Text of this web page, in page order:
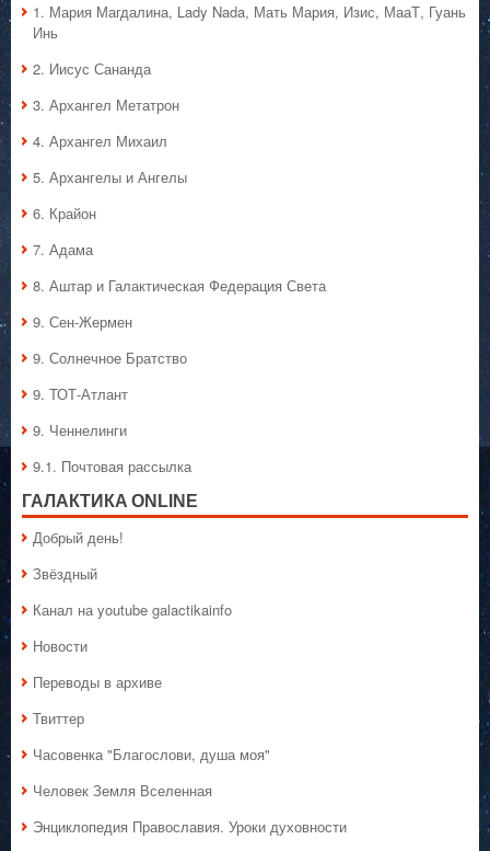
1. Мария Магдалина, Lady Nada, Мать Мария, Изис, МааТ, Гуань
Инь
2. Иисус Сананда
3. Архангел Метатрон
4. Архангел Михаил
5. Архангелы и Ангелы
6. Крайон
7. Адама
8. Аштар и Галактическая Федерация Света
9. Сен-Жермен
9. Солнечное Братство
9. ТОТ-Атлант
9. Ченнелинги
9.1. Почтовая рассылка
ГАЛАКТИКA ONLINE
Добрый день!
Звёздный
Канал на youtube galactikainfo
Новости
Переводы в архиве
Твиттер
Часовенка "Благослови, душа моя"
Человек Земля Вселенная
Энциклопедия Православия. Уроки духовности